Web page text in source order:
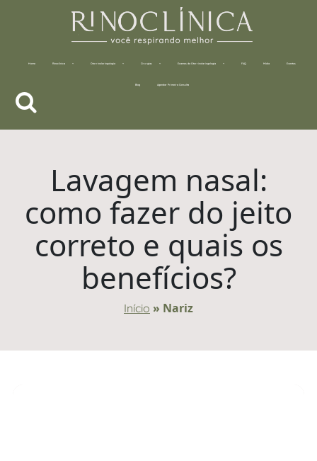
Home Rinoclínica Otorrinolaringologia Cirurgias Exames da Otorrinolaringologia FAQ Mídia Eventos
Blog Agendar Primeira Consulta
Lavagem nasal:
como fazer do jeito
correto e quais os
benefícios?
Início » Nariz